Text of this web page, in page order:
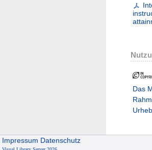
Das
Impressum Datenschutz